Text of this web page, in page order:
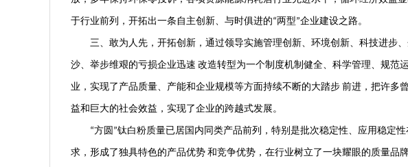
于行业前列，开拓出一条自主创新、与时俱进的“两型”企业建设之路。
三、敢为人先，开拓创新，通过领导实施管理创新、环境创新、科技进步、
沙、举步维艰的亏损企业迅速 改造转型为一个制度机制健全、科学管理、规范
业，实现了产品质量、产能和企业规模等方面持续不断的大踏步 前进，把许多
益和巨大的社会效益，实现了企业的跨越式发展。
“方圆 ”钛白粉质量已居国内同类产品前列，特别是批次稳定性、应用稳定
求，形成了独具特色的产品优势 和竞争优势，在行业树立了一块耀眼的质量品